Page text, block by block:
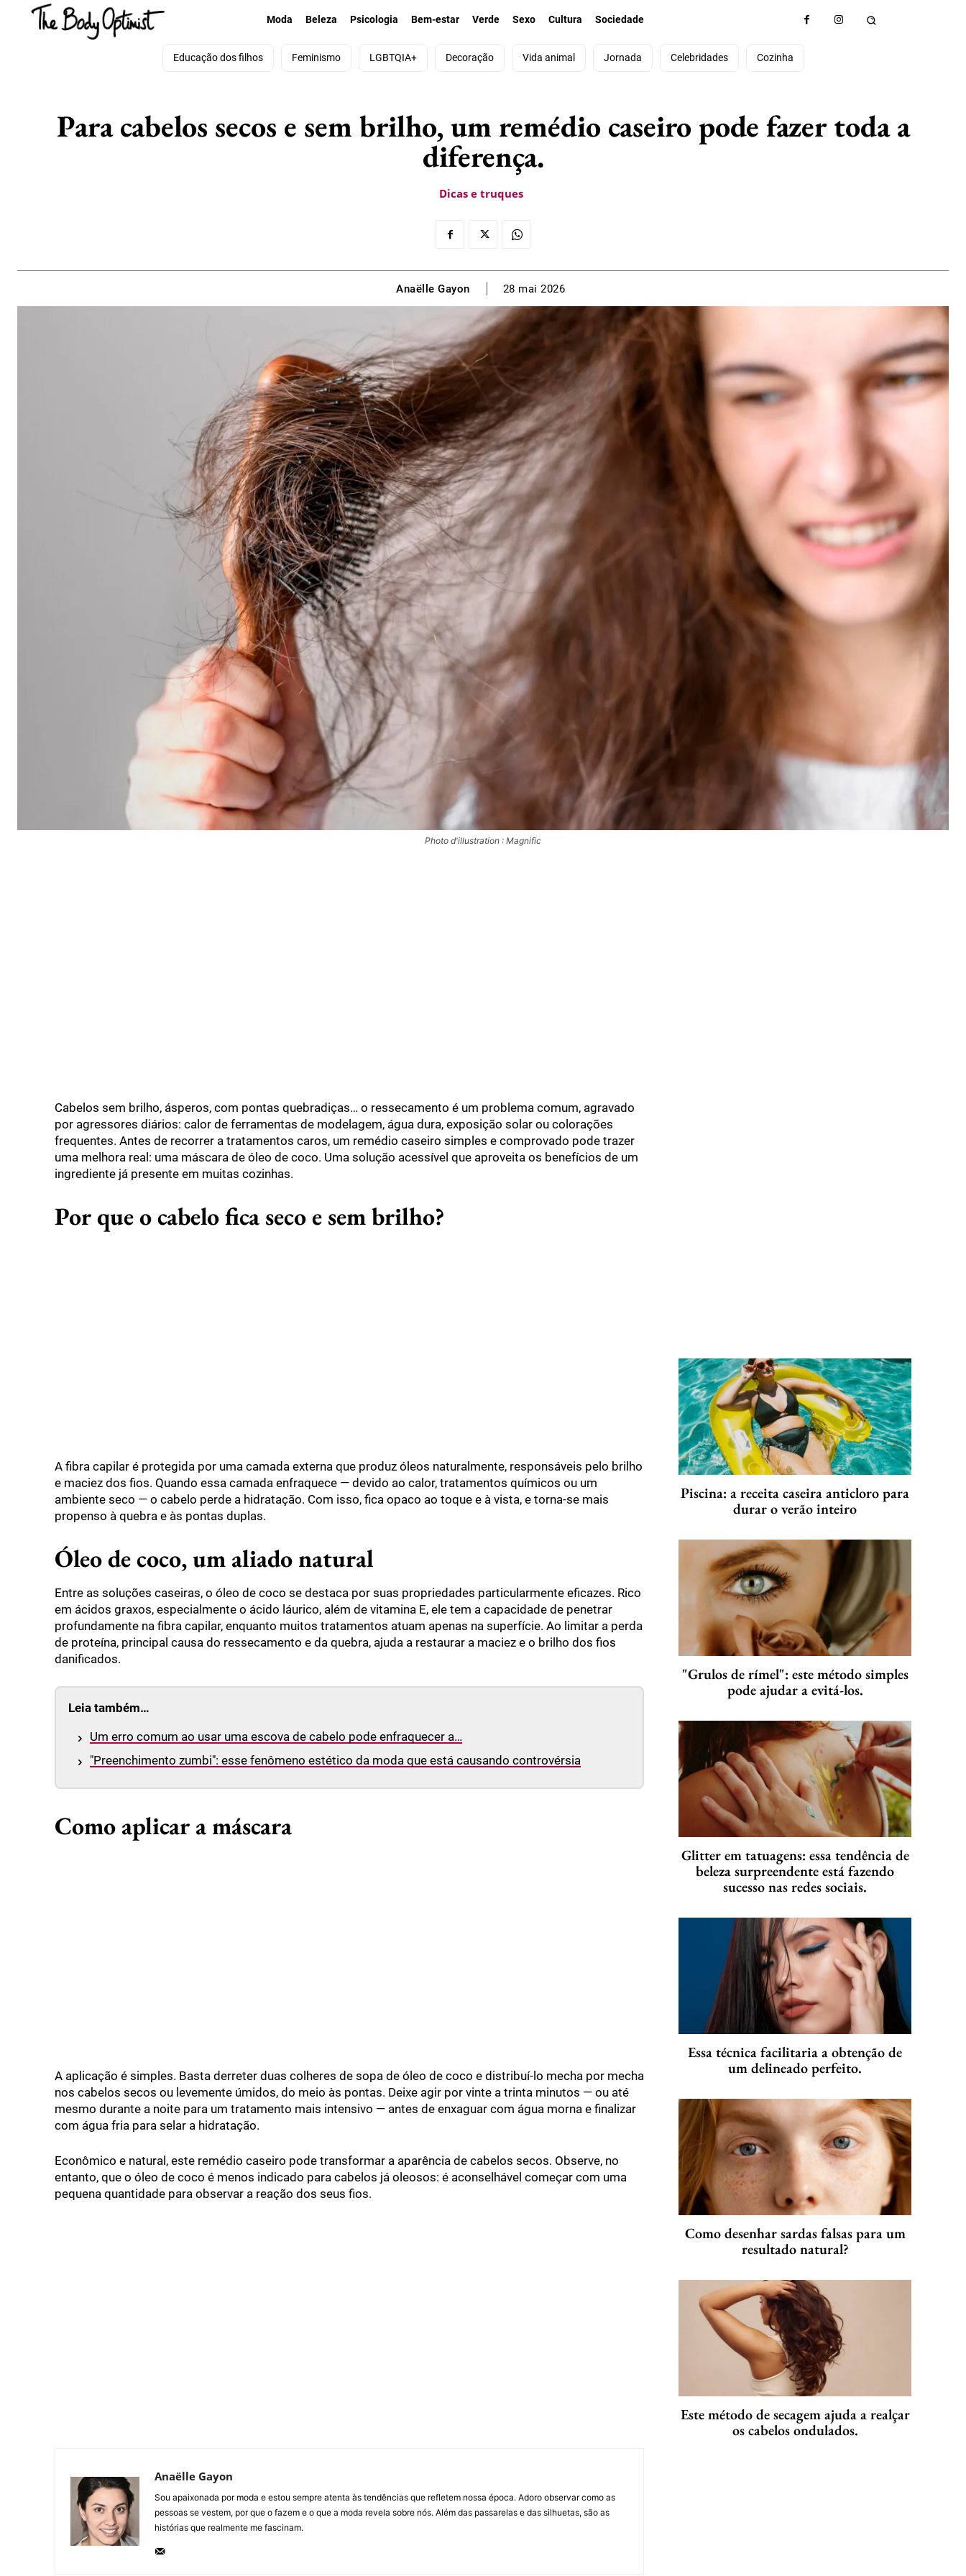
Moda Beleza Psicologia Bem-estar Verde Sexo Cultura Sociedade
Educação dos filhos Feminismo LGBTQIA+ Decoração Vida animal Jornada Celebridades Cozinha
Para cabelos secos e sem brilho, um remédio caseiro pode fazer toda a
diferença.
Dicas e truques
Anaëlle Gayon 28 mai 2026
Photo d'illustration : Magnific
Cabelos sem brilho, ásperos, com pontas quebradiças… o ressecamento é um problema comum, agravado
por agressores diários: calor de ferramentas de modelagem, água dura, exposição solar ou colorações
frequentes. Antes de recorrer a tratamentos caros, um remédio caseiro simples e comprovado pode trazer
uma melhora real: uma máscara de óleo de coco. Uma solução acessível que aproveita os benefícios de um
ingrediente já presente em muitas cozinhas.
Por que o cabelo fica seco e sem brilho?
A fibra capilar é protegida por uma camada externa que produz óleos naturalmente, responsáveis pelo brilho
e maciez dos fios. Quando essa camada enfraquece — devido ao calor, tratamentos químicos ou um
ambiente seco — o cabelo perde a hidratação. Com isso, fica opaco ao toque e à vista, e torna-se mais
propenso à quebra e às pontas duplas.
Óleo de coco, um aliado natural
Entre as soluções caseiras, o óleo de coco se destaca por suas propriedades particularmente eficazes. Rico
em ácidos graxos, especialmente o ácido láurico, além de vitamina E, ele tem a capacidade de penetrar
profundamente na fibra capilar, enquanto muitos tratamentos atuam apenas na superfície. Ao limitar a perda
de proteína, principal causa do ressecamento e da quebra, ajuda a restaurar a maciez e o brilho dos fios
danificados.
Leia também…
Um erro comum ao usar uma escova de cabelo pode enfraquecer a…
"Preenchimento zumbi": esse fenômeno estético da moda que está causando controvérsia
Como aplicar a máscara
A aplicação é simples. Basta derreter duas colheres de sopa de óleo de coco e distribuí-lo mecha por mecha
nos cabelos secos ou levemente úmidos, do meio às pontas. Deixe agir por vinte a trinta minutos — ou até
mesmo durante a noite para um tratamento mais intensivo — antes de enxaguar com água morna e finalizar
com água fria para selar a hidratação.
Econômico e natural, este remédio caseiro pode transformar a aparência de cabelos secos. Observe, no
entanto, que o óleo de coco é menos indicado para cabelos já oleosos: é aconselhável começar com uma
pequena quantidade para observar a reação dos seus fios.
Anaëlle Gayon
Sou apaixonada por moda e estou sempre atenta às tendências que refletem nossa época. Adoro observar como as
pessoas se vestem, por que o fazem e o que a moda revela sobre nós. Além das passarelas e das silhuetas, são as
histórias que realmente me fascinam.
Piscina: a receita caseira anticloro para
durar o verão inteiro
"Grulos de rímel": este método simples
pode ajudar a evitá-los.
Glitter em tatuagens: essa tendência de
beleza surpreendente está fazendo
sucesso nas redes sociais.
Essa técnica facilitaria a obtenção de
um delineado perfeito.
Como desenhar sardas falsas para um
resultado natural?
Este método de secagem ajuda a realçar
os cabelos ondulados.